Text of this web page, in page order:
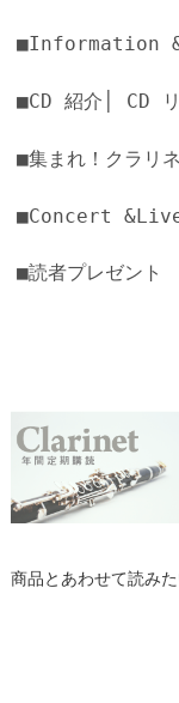
■Information
■CD 紹介│ CD リ
■集まれ！クラリ
■Concert
■読者プレゼント
商品とあわせて読み